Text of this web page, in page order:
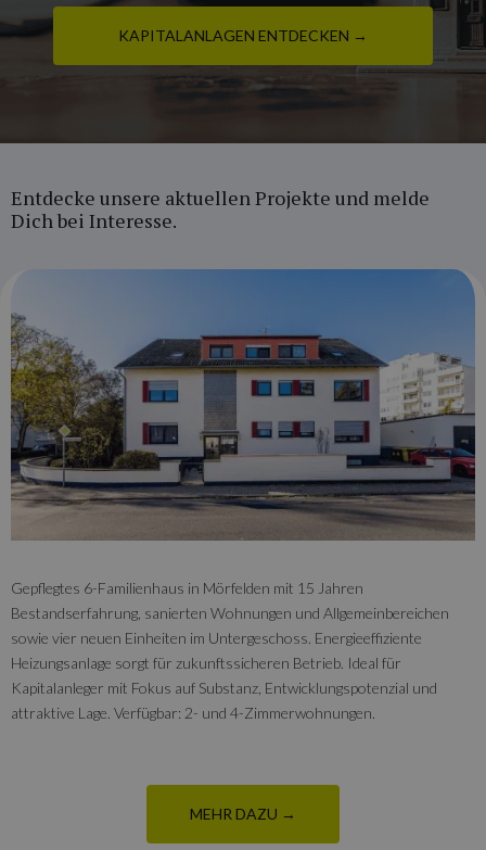
KAPITALANLAGEN ENTDECKEN →
Entdecke unsere aktuellen Projekte und melde
Dich bei Interesse.
Gepflegtes 6-Familienhaus in Mörfelden mit 15 Jahren
Bestandserfahrung, sanierten Wohnungen und Allgemeinbereichen
sowie vier neuen Einheiten im Untergeschoss. Energieeffiziente
Heizungsanlage sorgt für zukunftssicheren Betrieb. Ideal für
Kapitalanleger mit Fokus auf Substanz, Entwicklungspotenzial und
attraktive Lage. Verfügbar: 2- und 4-Zimmerwohnungen.
MEHR DAZU →